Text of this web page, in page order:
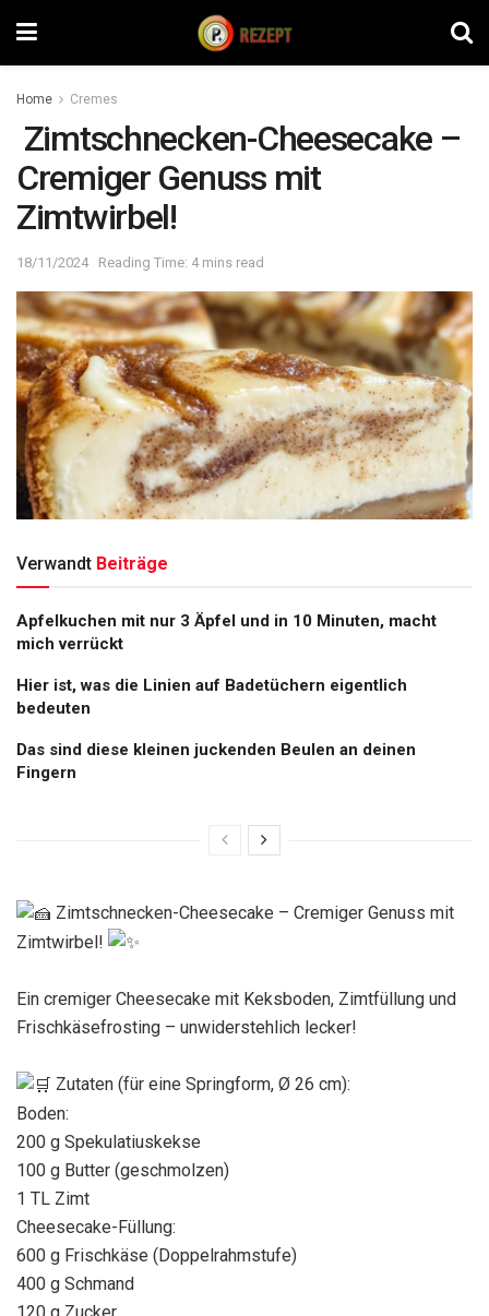
Home Cremes
Zimtschnecken-Cheesecake –
Cremiger Genuss mit
Zimtwirbel!
18/11/2024 Reading Time: 4 mins read
Verwandt Beiträge
Apfelkuchen mit nur 3 Äpfel und in 10 Minuten, macht
mich verrückt
Hier ist, was die Linien auf Badetüchern eigentlich
bedeuten
Das sind diese kleinen juckenden Beulen an deinen
Fingern
Zimtschnecken-Cheesecake – Cremiger Genuss mit
Zimtwirbel!
Ein cremiger Cheesecake mit Keksboden, Zimtfüllung und
Frischkäsefrosting – unwiderstehlich lecker!
Zutaten (für eine Springform, Ø 26 cm):
Boden:
200 g Spekulatiuskekse
100 g Butter (geschmolzen)
1 TL Zimt
Cheesecake-Füllung:
600 g Frischkäse (Doppelrahmstufe)
400 g Schmand